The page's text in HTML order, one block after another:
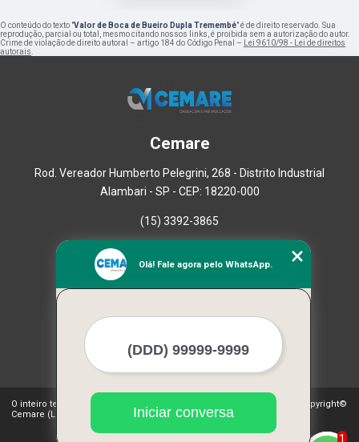
O conteúdo do texto "Valor de Boca de Bueiro Dupla Tremembé" é de direito reservado. Sua
reprodução, parcial ou total, mesmo citando nossos links, é proibida sem a autorização do autor.
Crime de violação de direito autoral – artigo 184 do Código Penal –
Lei 9610/98 - Lei de direitos
autorais
Cemare
Rod. Vereador Humberto Pelegrini, 268 - Distrito Industrial
Alambari - SP - CEP: 18220-000
(15) 3392-3865
Empresa
Missão
Mapa do site
Mais Serviços
O inteiro teor deste site está sujeito à proteção de direitos autorais. Copyright©
Cemare (Lei 9610 de 19/02/1998)
1
Olá! Fale agora pelo WhatsApp.
Iniciar conversa